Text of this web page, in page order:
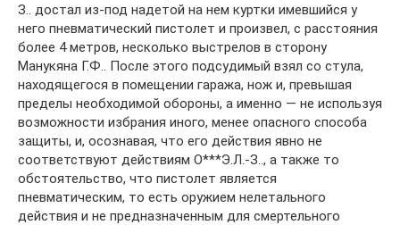
З.. достал из-под надетой на нем куртки имевшийся у
него пневматический пистолет и произвел, с расстояния
более 4 метров, несколько выстрелов в сторону
Манукяна Г.Ф.. После этого подсудимый взял со стула,
находящегося в помещении гаража, нож и, превышая
пределы необходимой обороны, а именно — не используя
возможности избрания иного, менее опасного способа
защиты, и, осознавая, что его действия явно не
соответствуют действиям О***Э.Л.-З.., а также то
обстоятельство, что пистолет является
пневматическим, то есть оружием нелетального
действия и не предназначенным для смертельного